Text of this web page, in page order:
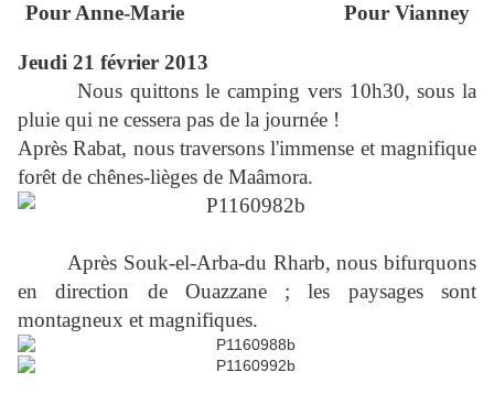
Pour Anne-Marie Pour Vianney
Jeudi 21 février 2013
Nous quittons le camping vers 10h30, sous la
pluie qui ne cessera pas de la journée !
Après Rabat, nous traversons l'immense et magnifique
forêt de chênes-lièges de Maâmora.
Après Souk-el-Arba-du Rharb, nous bifurquons
en direction de Ouazzane ; les paysages sont
montagneux et magnifiques.